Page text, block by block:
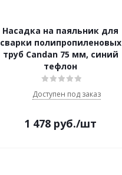
Насадка на паяльник для
сварки полипропиленовых
труб Candan 75 мм, синий
тефлон
Доступен под заказ
1 478 руб./шт